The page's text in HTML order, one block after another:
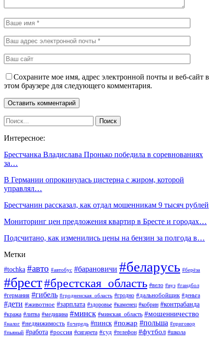
Сохраните мое имя, адрес электронной почты и веб-сайт в
этом браузере для следующего комментария.
Интересное:
Брестчанка Владислава Пронько победила в соревнованиях
за…
В Германии опрокинулась цистерна с жиром, которой
управлял…
Брестчанин рассказал, как отдал мошенникам 9 тысяч рублей
Мониторинг цен предложения квартир в Бресте и городах…
Подсчитано, как изменились цены на бензин за полгода в…
Метки
#tochka #авто #автобус #барановичи #беларусь #берёза
#брест#брестская_область #вело #вуз #гандбол
#германия #гибель #гродненская_область #гродно #дальнобойщик #деньга
#дети #животное #зарплата #здоровье #каменец #кобрин #контрабанда
#кража #литва #медицина #минск #минская_область #мошенничество
#налог #недвижимость #очередь #пинск #пожар #польша #приговор
#пьяный #работа #россия #сигарета #суд #телефон #футбол #школа